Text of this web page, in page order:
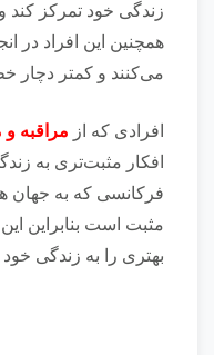
زندگی خود تمرکز کند
همچنین این افراد در
می‌‎کنند و کمتر دچار خطا و اشتباه می‌‎شوند.
افرادی که از مراقبه
افکار مثبت‌تری به
مثبت است بنابراین
بهتری را به زندگی